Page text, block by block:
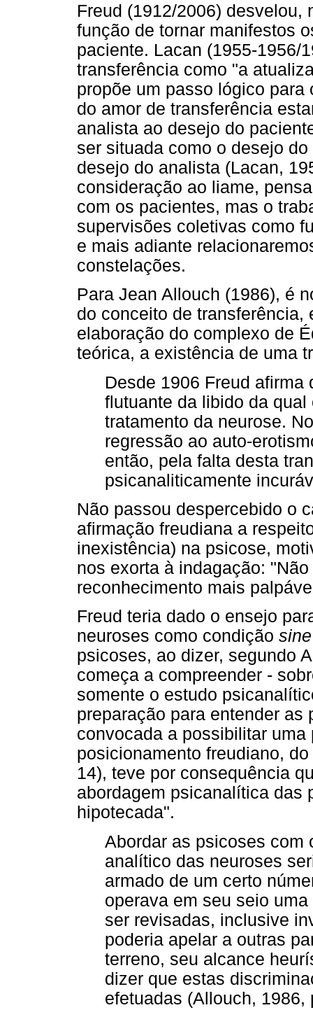
Freud (1912/2006) desvelou,
função de tornar manifestos
paciente. Lacan (1955-1956/
transferência como "a
propõe um passo lógico
do amor de transferência
analista ao desejo do
ser situada como o desejo
desejo do analista (Lacan,
consideração ao liame,
com os pacientes, mas o
supervisões coletivas como
e mais adiante
constelações.
Para Jean Allouch (1986), é
do conceito de
elaboração do complexo de
teórica, a existência de uma
Desde 1906 Freud afirma
flutuante da libido da
tratamento da neurose.
regressão ao auto-
então, pela falta desta
psicanaliticamente
Não passou despercebido o
afirmação freudiana a
inexistência) na psicose,
nos exorta à indagação:
reconhecimento mais
Freud teria dado o ensejo
neuroses como condição
psicoses, ao dizer, segundo
começa a compreender -
somente o estudo
preparação para entender
convocada a possibilitar
posicionamento freudiano,
14), teve por consequência
abordagem psicanalítica das
hipotecada".
Abordar as psicoses com
analítico das neuroses
armado de um certo
operava em seu seio
ser revisadas, inclusive
poderia apelar a outras
terreno, seu alcance
dizer que estas
efetuadas (Allouch, 1986,